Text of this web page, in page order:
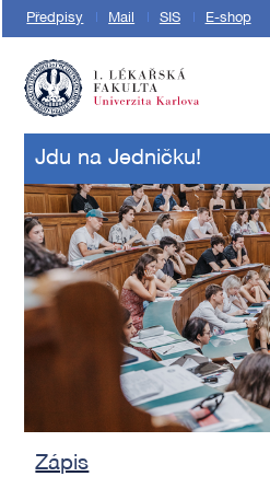
Předpisy Mail SIS E-shop
Jdu na Jedničku!
Zápis